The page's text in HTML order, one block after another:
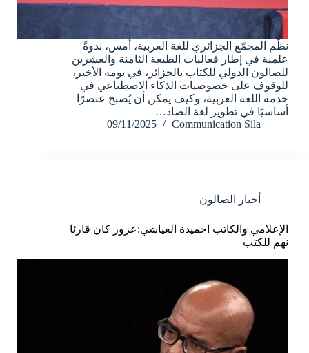
نظّم المجمّع الجزائري للغة العربية، أمس، ندوةً
علمية في إطار فعاليات الطبعة الثامنة والعشرين
للصالون الدولي للكتاب بالجزائر، في يومه الأخير،
للوقوف على خصوصيات الذكاء الاصطناعي في
خدمة اللغة العربية، وكيف يمكن أن يُصبح عنصرًا
أساسيًا في تطوير لغة الضاد…
Communication Sila
09/11/2025
أخبار الصالون
الإعلامي والكاتب احميدة العياشي:عزوز كان قارئا
نهم للكتب